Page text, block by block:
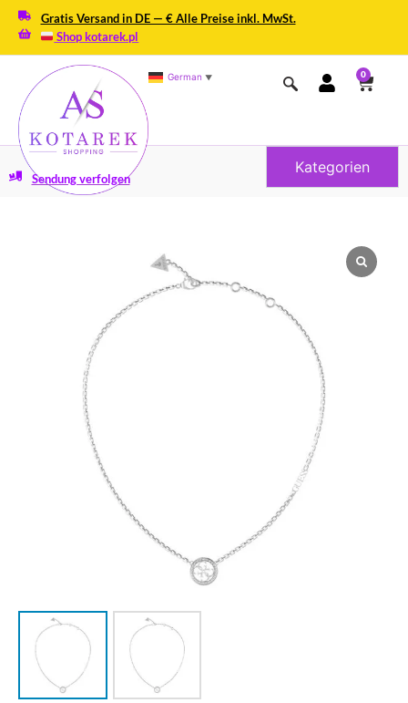
Gratis Versand in DE — € Alle Preise inkl. MwSt.
Shop kotarek.pl
German ▼ 0
Kategorien
Sendung verfolgen